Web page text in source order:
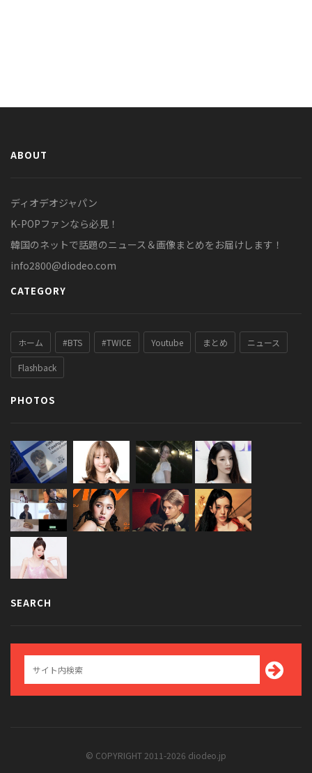
ABOUT
ディオデオジャパン
K-POPファンなら必見！
韓国のネットで話題のニュース＆画像まとめをお届けします！
info2800@diodeo.com
CATEGORY
ホーム #BTS #TWICE Youtube まとめ ニュース
Flashback
PHOTOS
SEARCH
© COPYRIGHT 2011-2026 diodeo.jp